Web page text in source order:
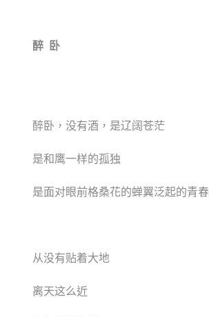
醉 卧
醉卧，没有酒，是辽阔苍茫
是和鹰一样的孤独
是面对眼前格桑花的蝉翼泛起的青春
从没有贴着大地
离天这么近